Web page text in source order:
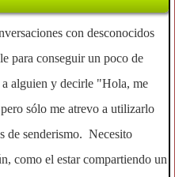
con desconocidos
para conseguir un poco de
a alguien y decirle "Hola, me
sólo me atrevo a utilizarlo
de senderismo. Necesito
como el estar compartiendo un